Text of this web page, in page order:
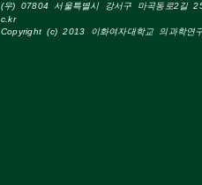
(우) 07804 서울특별시 강서구 마곡동로2길
c.kr
Copyright (c) 2013 이화여자대학교 의과학연